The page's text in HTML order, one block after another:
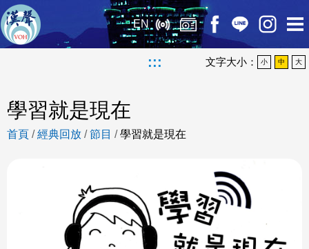
EN
::: 文字大小： 小 中 大
學習就是現在
首頁 /經典回放 /節目 /學習就是現在